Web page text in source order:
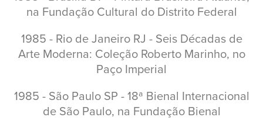
na Fundação Cultural do Distrito Federal
1985 - Rio de Janeiro RJ - Seis Décadas de
Arte Moderna: Coleção Roberto Marinho, no
Paço Imperial
1985 - São Paulo SP - 18ª Bienal Internacional
de São Paulo, na Fundação Bienal